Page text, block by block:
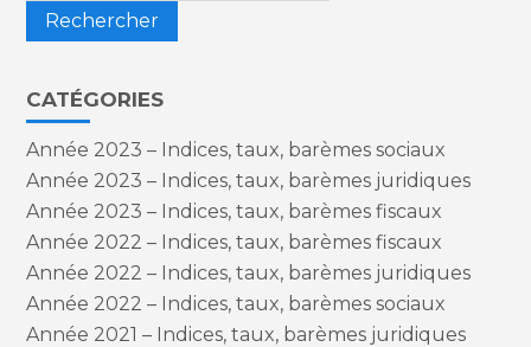
CATÉGORIES
Année 2023 – Indices, taux, barèmes sociaux
Année 2023 – Indices, taux, barèmes juridiques
Année 2023 – Indices, taux, barèmes fiscaux
Année 2022 – Indices, taux, barèmes fiscaux
Année 2022 – Indices, taux, barèmes juridiques
Année 2022 – Indices, taux, barèmes sociaux
Année 2021 – Indices, taux, barèmes juridiques